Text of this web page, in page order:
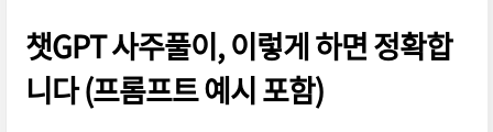
챗GPT 사주풀이, 이렇게 하면 정확합
니다 (프롬프트 예시 포함)